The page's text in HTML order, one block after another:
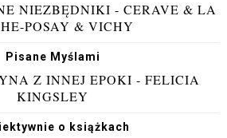
NIEZBĘDNIKI - CERAVE & LA
POSAY & VICHY
Pisane Myślami
Z INNEJ EPOKI - FELICIA
KINGSLEY
o książkach